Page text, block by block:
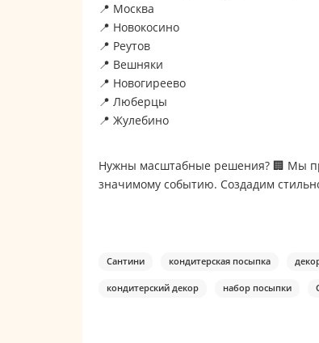
📍 Москва
📍 Новокосино
📍 Реутов
📍 Вешняки
📍 Новогиреево
📍 Люберцы
📍 Жулебино
Нужны масштабные решения? 🏢 Мы
значимому событию. Создадим
Сантини кондитерская посыпка
кондитерский декор набор посыпки